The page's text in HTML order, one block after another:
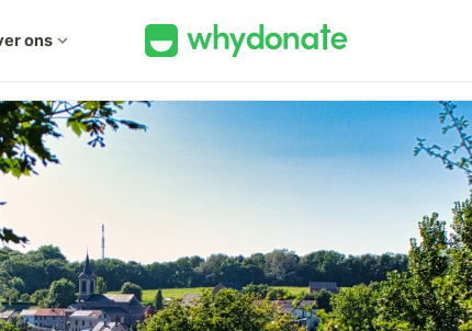
ons expand_more